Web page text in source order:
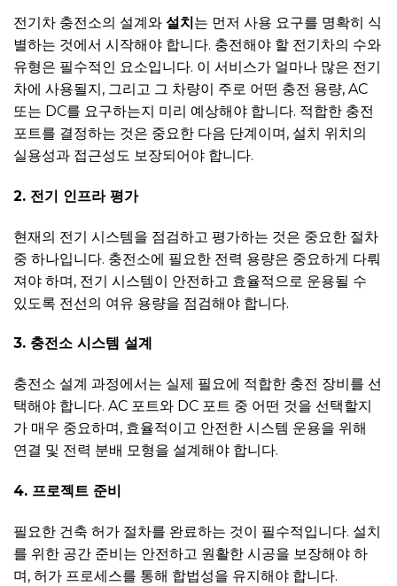
전기차 충전소의 설계와 설치는 먼저 사용 요구를 명확히 식
별하는 것에서 시작해야 합니다. 충전해야 할 전기차의 수와
유형은 필수적인 요소입니다. 이 서비스가 얼마나 많은 전기
차에 사용될지, 그리고 그 차량이 주로 어떤 충전 용량, AC
또는 DC를 요구하는지 미리 예상해야 합니다. 적합한 충전
포트를 결정하는 것은 중요한 다음 단계이며, 설치 위치의
실용성과 접근성도 보장되어야 합니다.
2. 전기 인프라 평가
현재의 전기 시스템을 점검하고 평가하는 것은 중요한 절차
중 하나입니다. 충전소에 필요한 전력 용량은 중요하게 다뤄
져야 하며, 전기 시스템이 안전하고 효율적으로 운용될 수
있도록 전선의 여유 용량을 점검해야 합니다.
3. 충전소 시스템 설계
충전소 설계 과정에서는 실제 필요에 적합한 충전 장비를 선
택해야 합니다. AC 포트와 DC 포트 중 어떤 것을 선택할지
가 매우 중요하며, 효율적이고 안전한 시스템 운용을 위해
연결 및 전력 분배 모형을 설계해야 합니다.
4. 프로젝트 준비
필요한 건축 허가 절차를 완료하는 것이 필수적입니다. 설치
를 위한 공간 준비는 안전하고 원활한 시공을 보장해야 하
며, 허가 프로세스를 통해 합법성을 유지해야 합니다.